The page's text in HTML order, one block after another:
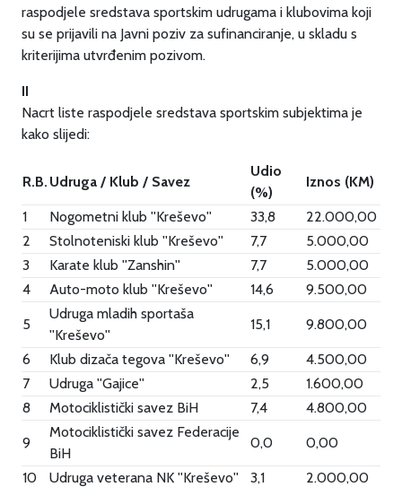
raspodjele sredstava sportskim udrugama i klubovima koji
su se prijavili na Javni poziv za sufinanciranje, u skladu s
kriterijima utvrđenim pozivom.
II
Nacrt liste raspodjele sredstava sportskim subjektima je
kako slijedi:
R.B. Udruga / Klub / Savez
Udio
(%)
Iznos (KM)
1 Nogometni klub ''Kreševo'' 33,8
22.000,00
2
Stolnoteniski klub ''Kreševo'' 7,7
5.000,00
3
Karate klub ''Zanshin'' 7,7
5.000,00
4
Auto-moto klub ''Kreševo'' 14,6 9.500,00
5
Udruga mladih sportaša
''Kreševo''
15,1 9.800,00
6 Klub dizača tegova ''Kreševo'' 6,9
4.500,00
7
Udruga ''Gajice'' 2,5
1.600,00
8
Motociklistički savez BiH 7,4 4.800,00
9
Motociklistički savez Federacije
BiH
0,0 0,00
10 Udruga veterana NK ''Kreševo'' 3,1
2.000,00